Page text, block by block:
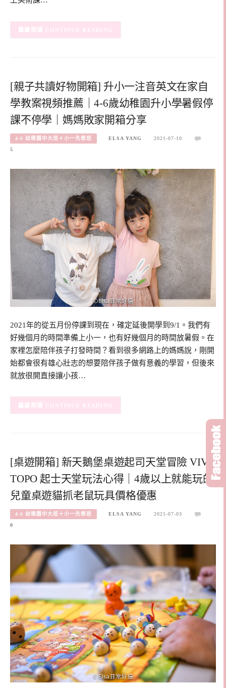
CONTINUE READING
[親子共讀好物開箱] 升小一注音英文在家自
學教案視頻推薦｜4-6歲幼稚園升小學暑假停
課不停學｜媽媽敗家開箱分享
4-6 幼稚園中大班＋小一先修班 ELSA YANG
2021-07-10
5
2021年的從五月份停課到現在，確定延後開學到9/1。我們有
好幾個月的時間準備上小一，也有好幾個月的時間放暑假。在
家裡怎麼陪伴孩子打發時間？看到很多網路上的媽媽說，剛開
始都會很有雄心壯志的想要陪伴孩子做有意義的學習，但後來
就放很開直接讓小孩…
CONTINUE READING
[桌遊開箱] 新天鵝堡桌遊起司天堂冒險 VIVA
TOPO 起士天堂玩法心得｜4歲以上就能玩的
兒童桌遊貓抓老鼠玩具價格優惠
4-6 幼稚園中大班＋小一先修班 ELSA YANG
2021-07-03
0